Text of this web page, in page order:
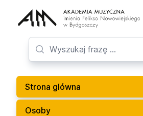
Strona glówna
Osoby